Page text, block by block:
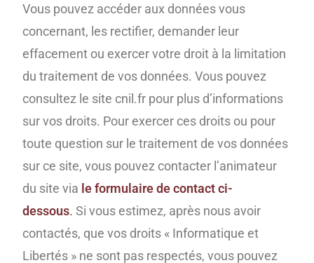
Vous pouvez accéder aux données vous
concernant, les rectifier, demander leur
effacement ou exercer votre droit à la limitation
du traitement de vos données. Vous pouvez
consultez le site cnil.fr pour plus d’informations
sur vos droits. Pour exercer ces droits ou pour
toute question sur le traitement de vos données
sur ce site, vous pouvez contacter l’animateur
du site via le formulaire de contact ci-
dessous. Si vous estimez, après nous avoir
contactés, que vos droits « Informatique et
Libertés » ne sont pas respectés, vous pouvez